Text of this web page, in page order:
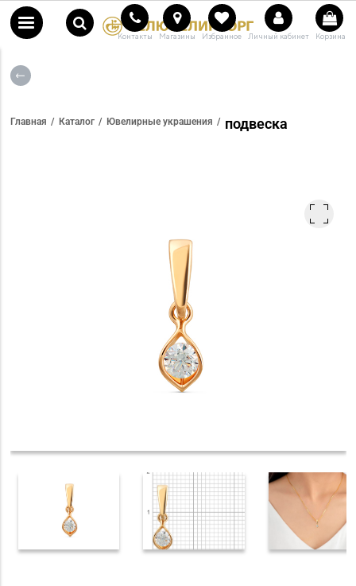
Контакты Магазины Избранное Личный кабинет Корзина
Главная Каталог Ювелирные украшения подвеска